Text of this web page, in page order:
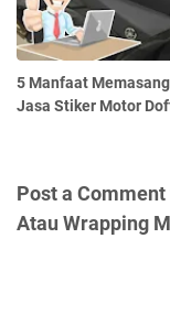
5 Manfaat
Jasa Stiker Motor
Post a
Atau Wrapping